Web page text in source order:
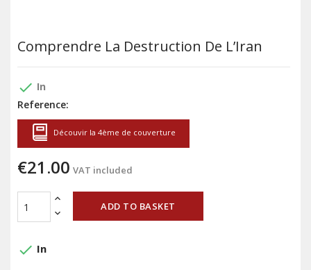
Comprendre La Destruction De L’Iran
done In
Reference:
Découvir la 4ème de couverture
€21.00 VAT included
ADD TO BASKET
done In